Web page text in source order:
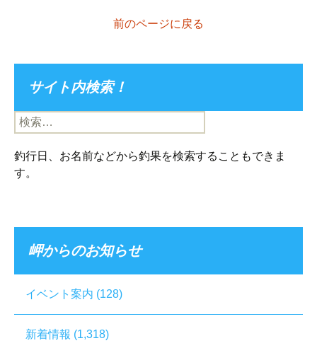
前のページに戻る
サイト内検索！
検
索:
釣行日、お名前などから釣果を検索することもできま
す。
岬からのお知らせ
イベント案内 (128)
新着情報 (1,318)